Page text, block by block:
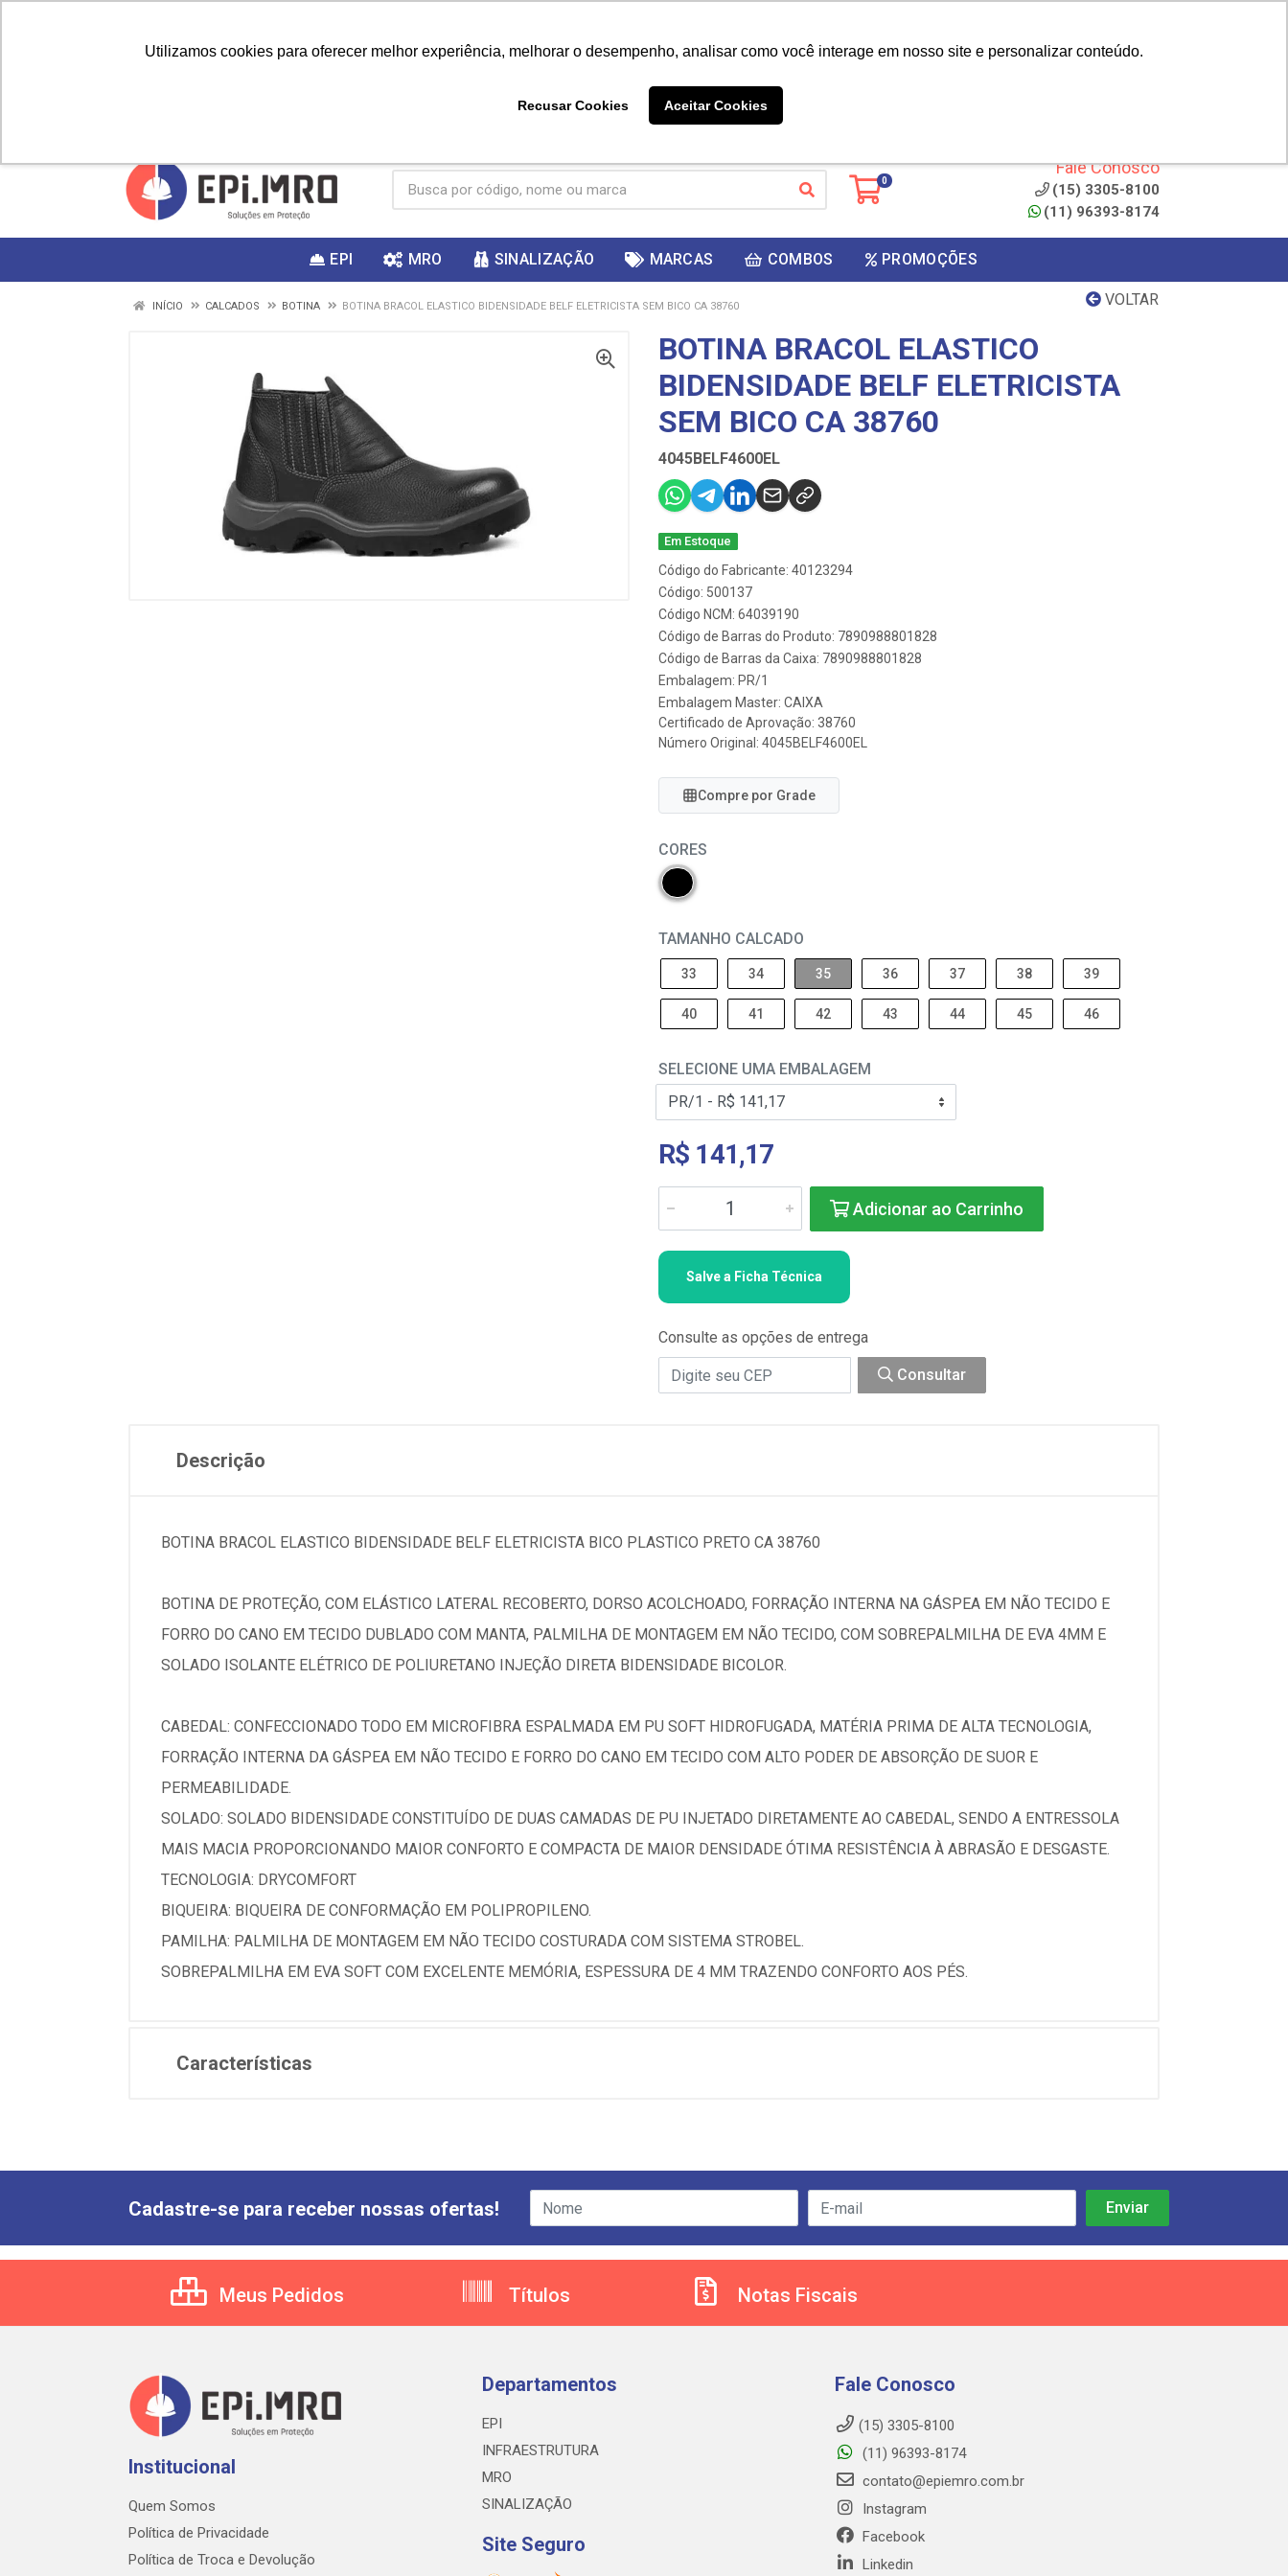
Utilizamos cookies para oferecer melhor experiência, melhorar o desempenho, analisar como você interage em nosso site e personalizar conteúdo.
Recusar Cookies Aceitar Cookies
ganhar
0
Fale Conosco
(15) 3305-8100
(11) 96393-8174
EPI MRO SINALIZAÇÃO MARCAS COMBOS PROMOÇÕES
VOLTAR
INÍCIO CALCADOS BOTINA BOTINA BRACOL ELASTICO BIDENSIDADE BELF ELETRICISTA SEM BICO CA 38760
BOTINA BRACOL ELASTICO
BIDENSIDADE BELF ELETRICISTA
SEM BICO CA 38760
4045BELF4600EL
Em Estoque
Código do Fabricante: 40123294
Código: 500137
Código NCM: 64039190
Código de Barras do Produto: 7890988801828
Código de Barras da Caixa: 7890988801828
Embalagem: PR/1
Embalagem Master: CAIXA
Certificado de Aprovação: 38760
Número Original: 4045BELF4600EL
Compre por Grade
CORES
TAMANHO CALCADO
33 34 35 36 37 38 39
40 41 42 43 44 45 46
SELECIONE UMA EMBALAGEM
R$ 141,17
Adicionar ao Carrinho
Salve a Ficha Técnica
Consulte as opções de entrega
Consultar
Descrição
BOTINA BRACOL ELASTICO BIDENSIDADE BELF ELETRICISTA BICO PLASTICO PRETO CA 38760
BOTINA DE PROTEÇÃO, COM ELÁSTICO LATERAL RECOBERTO, DORSO ACOLCHOADO, FORRAÇÃO INTERNA NA GÁSPEA EM NÃO TECIDO E
FORRO DO CANO EM TECIDO DUBLADO COM MANTA, PALMILHA DE MONTAGEM EM NÃO TECIDO, COM SOBREPALMILHA DE EVA 4MM E
SOLADO ISOLANTE ELÉTRICO DE POLIURETANO INJEÇÃO DIRETA BIDENSIDADE BICOLOR.
CABEDAL: CONFECCIONADO TODO EM MICROFIBRA ESPALMADA EM PU SOFT HIDROFUGADA, MATÉRIA PRIMA DE ALTA TECNOLOGIA,
FORRAÇÃO INTERNA DA GÁSPEA EM NÃO TECIDO E FORRO DO CANO EM TECIDO COM ALTO PODER DE ABSORÇÃO DE SUOR E
PERMEABILIDADE.
SOLADO: SOLADO BIDENSIDADE CONSTITUÍDO DE DUAS CAMADAS DE PU INJETADO DIRETAMENTE AO CABEDAL, SENDO A ENTRESSOLA
MAIS MACIA PROPORCIONANDO MAIOR CONFORTO E COMPACTA DE MAIOR DENSIDADE ÓTIMA RESISTÊNCIA À ABRASÃO E DESGASTE.
TECNOLOGIA: DRYCOMFORT
BIQUEIRA: BIQUEIRA DE CONFORMAÇÃO EM POLIPROPILENO.
PAMILHA: PALMILHA DE MONTAGEM EM NÃO TECIDO COSTURADA COM SISTEMA STROBEL.
SOBREPALMILHA EM EVA SOFT COM EXCELENTE MEMÓRIA, ESPESSURA DE 4 MM TRAZENDO CONFORTO AOS PÉS.
Características
Cadastre-se para receber nossas ofertas!
Meus Pedidos Títulos Notas Fiscais
Institucional
Quem Somos
Política de Privacidade
Política de Troca e Devolução
Departamentos
EPI
INFRAESTRUTURA
MRO
SINALIZAÇÃO
Site Seguro
Fale Conosco
(15) 3305-8100
(11) 96393-8174
contato@epiemro.com.br
Instagram
Facebook
Linkedin